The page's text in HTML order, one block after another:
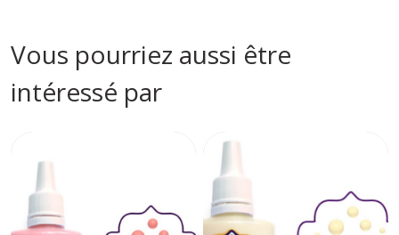
Vous pourriez aussi être
intéressé par